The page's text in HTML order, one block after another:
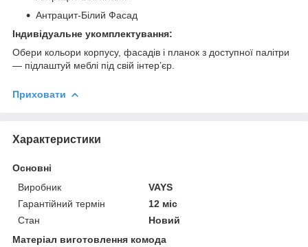
Антрацит-Білий Фасад
Індивідуальне укомплектування:
Обери кольори корпусу, фасадів і планок з доступної палітри
— підлаштуй меблі під свій інтер’єр.
Приховати
Характеристики
Основні
Виробник
VAYS
Гарантійний термін
12 міс
Стан
Новий
Матеріал виготовлення комода